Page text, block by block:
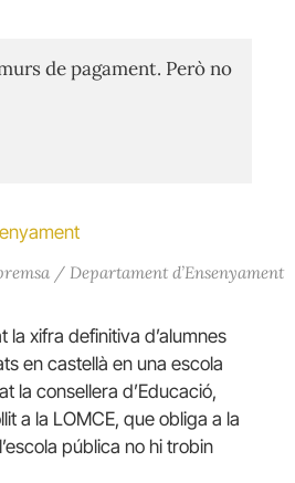
de pagament. Però no
/ Departament d’Ensenyament
la xifra definitiva d’alumnes
en castellà en una escola
la consellera d’Educació,
a la LOMCE, que obliga a la
pública no hi trobin